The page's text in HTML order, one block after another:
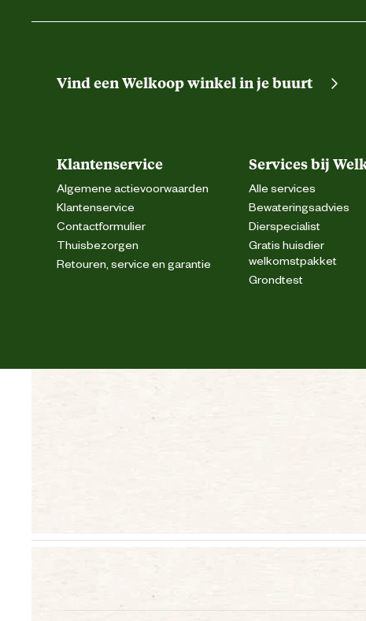
Vind een Welkoop winkel in je buurt
Klantenservice
Algemene actievoorwaarden
Klantenservice
Contactformulier
Thuisbezorgen
Retouren, service en garantie
Services bij
Alle services
Bewateringsadvies
Dierspecialist
Gratis huisdier
welkomstpakket
Grondtest